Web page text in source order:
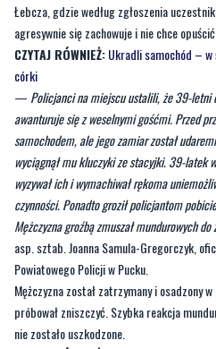
córki
—Policjanci na miejscu ustalili, że 39-letni
awanturuje się z weselnymi gośćmi. Przed
samochodem, ale jego zamiar został
wyciągnął mu kluczyki ze stacyjki. 39-latek
wyzywał ich i wymachiwał rękoma
czynności. Ponadto groził policjantom
Mężczyzna groźbą zmuszał mundurowych
asp. sztab. Joanna Samula-Gregorczyk,
Powiatowego Policji w Pucku.
Mężczyzna został zatrzymany i osadzony
próbował zniszczyć. Szybka reakcja
nie zostało uszkodzone.
CZYTAJ RÓWNIEŻ:19-latek BMW wjechał
Materiały w tej sprawie zostały
Mężczyzna usłyszał 3 zarzuty i dobrowolnie